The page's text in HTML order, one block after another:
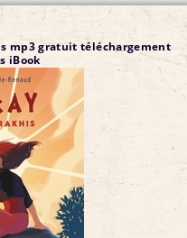
mp3 gratuit téléchargement
iBook